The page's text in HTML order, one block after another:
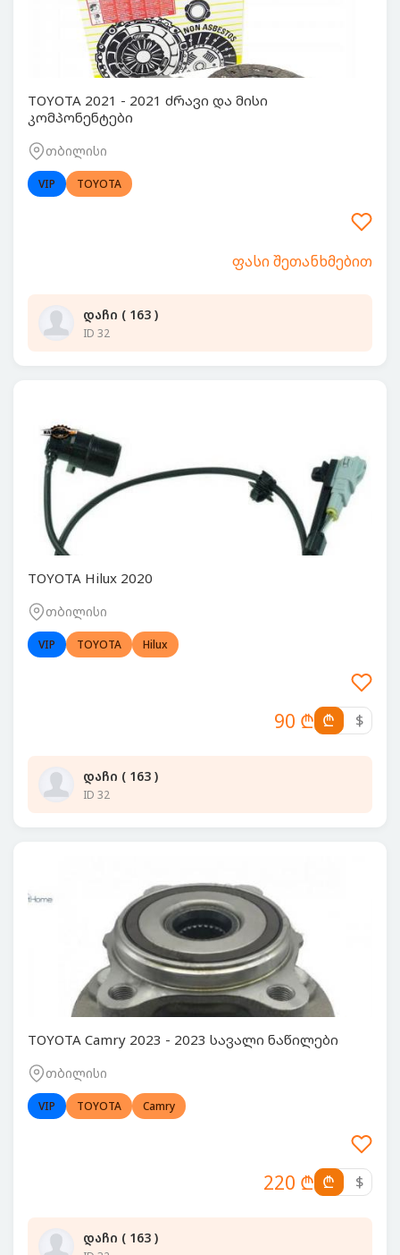
TOYOTA 2021 - 2021 ძრავი და მისი
კომპონენტები
თბილისი
VIP TOYOTA
ფასი შეთანხმებით
დაჩი ( 163 )
ID 32
TOYOTA Hilux 2020
თბილისი
VIP TOYOTA Hilux
90 ₾ ₾ $
დაჩი ( 163 )
ID 32
TOYOTA Camry 2023 - 2023 სავალი ნაწილები
თბილისი
VIP TOYOTA Camry
220 ₾ ₾ $
დაჩი ( 163 )